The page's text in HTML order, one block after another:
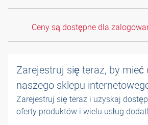
Ceny są dostępne dla
Zarejestruj się teraz, by mieć
naszego sklepu
Zarejestruj się teraz i uzyskaj
oferty produktów i wielu usług